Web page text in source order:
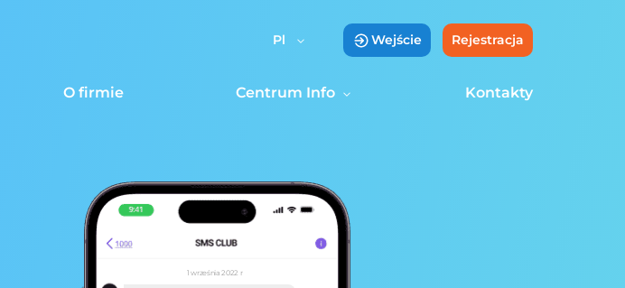
Pl Wejście Rejestracja
O firmie Centrum Info Kontakty
1 września 2022 r